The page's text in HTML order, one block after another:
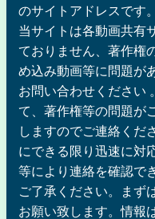
のサイトアドレスです
当サイトは各動画共有
ておりません、著作権
め込み動画等に問題が
お問い合わせください
て、著作権等の問題が
しますのでご連絡くだ
にできる限り迅速に対
等により連絡を確認で
ご了承ください。まず
お願い致します。情報